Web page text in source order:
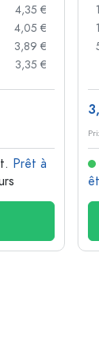
4,35 €
4,05 €
3,89 €
3,35 €
Prêt à
1